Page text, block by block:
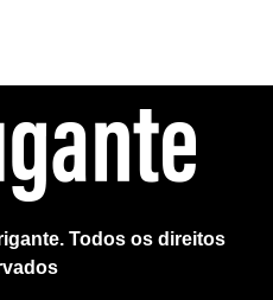
Todos os direitos